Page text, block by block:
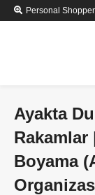
Personal Shopper
Ayakta
Rakamlar
Boyama